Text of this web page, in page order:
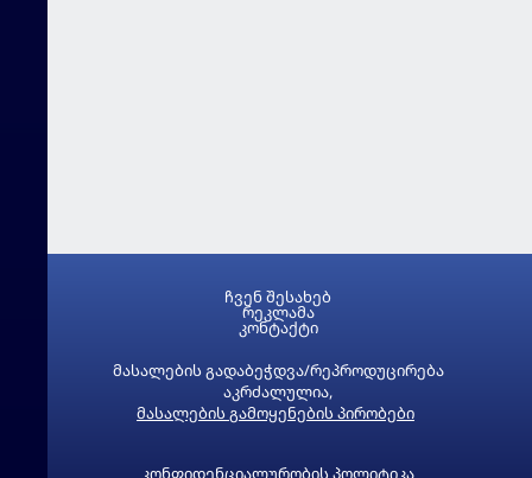
მასალების გადაბეჭდვა/რეპროდუცირება
აკრძალულია,
მასალების გამოყენების პირობები
კონფიდენციალურობის პოლიტიკა
ჩვენ შესახებ
რეკლამა
კონტაქტი